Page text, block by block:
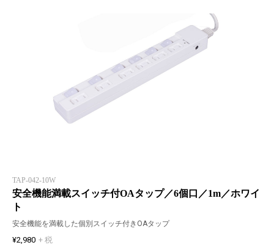
TAP-042-10W
安全機能満載スイッチ付OAタップ／6個口／1m／ホワイ
ト
安全機能を満載した個別スイッチ付きOAタップ
¥2,980 + 税